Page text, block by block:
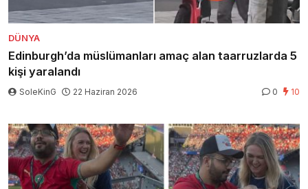
DÜNYA
Edinburgh’da müslümanları amaç alan taarruzlarda 5
kişi yaralandı
SoleKinG 22 Haziran 2026 0 10